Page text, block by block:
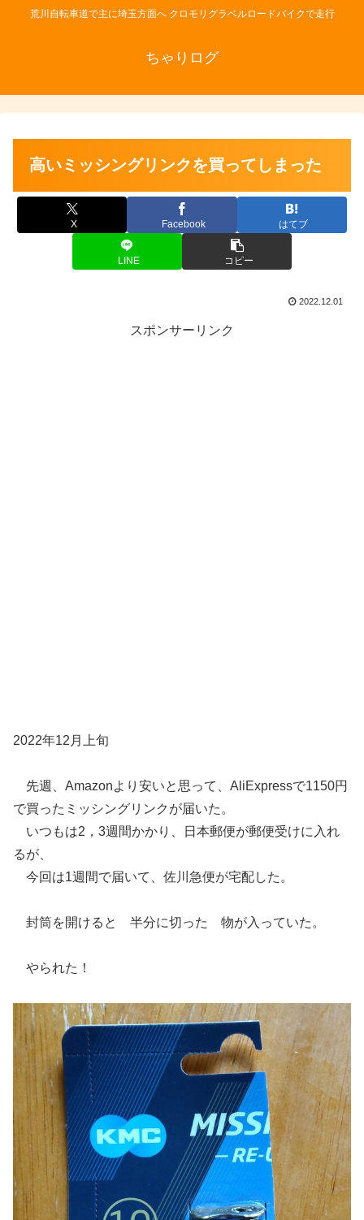
荒川自転車道で主に埼玉方面へ クロモリグラベルロードバイクで走行
ちゃりログ
高いミッシングリンクを買ってしまった
X Facebook はてブ
LINE コピー
2022.12.01
スポンサーリンク
2022年12月上旬
先週、Amazonより安いと思って、AliExpressで1150円
で買ったミッシングリンクが届いた。
いつもは2，3週間かかり、日本郵便が郵便受けに入れ
るが、
今回は1週間で届いて、佐川急便が宅配した。
封筒を開けると 半分に切った 物が入っていた。
やられた！